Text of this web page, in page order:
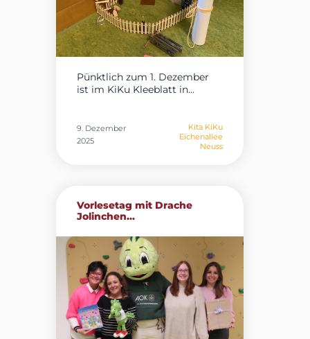
Pünktlich zum 1. Dezember
ist im KiKu Kleeblatt in...
9. Dezember
2025
Kita KiKu
Eichenallee
Neuss
Vorlesetag mit Drache
Jolinchen...